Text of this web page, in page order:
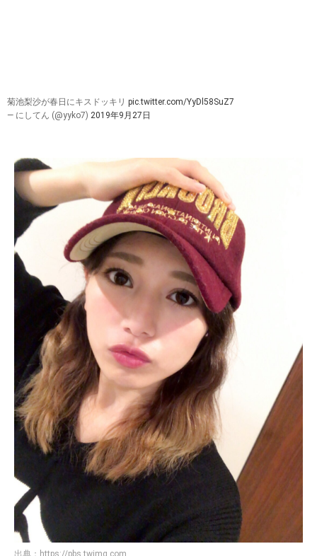
菊池梨沙が春日にキスドッキリ pic.twitter.com/YyDl58SuZ7
— にしてん (@yyko7) 2019年9月27日
出典： https://pbs.twimg.com